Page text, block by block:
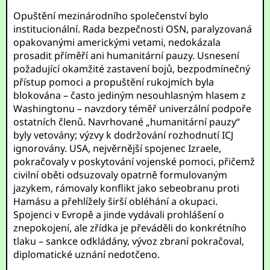
Opuštění mezinárodního společenství bylo
institucionální. Rada bezpečnosti OSN, paralyzovaná
opakovanými americkými vetami, nedokázala
prosadit příměří ani humanitární pauzy. Usnesení
požadující okamžité zastavení bojů, bezpodmínečný
přístup pomoci a propuštění rukojmích byla
blokována – často jediným nesouhlasným hlasem z
Washingtonu – navzdory téměř univerzální podpoře
ostatních členů. Navrhované „humanitární pauzy“
byly vetovány; výzvy k dodržování rozhodnutí ICJ
ignorovány. USA, nejvěrnější spojenec Izraele,
pokračovaly v poskytování vojenské pomoci, přičemž
civilní oběti odsuzovaly opatrně formulovaným
jazykem, rámovaly konflikt jako sebeobranu proti
Hamásu a přehlížely širší obléhání a okupaci.
Spojenci v Evropě a jinde vydávali prohlášení o
znepokojení, ale zřídka je převáděli do konkrétního
tlaku – sankce odkládány, vývoz zbraní pokračoval,
diplomatické uznání nedotčeno.